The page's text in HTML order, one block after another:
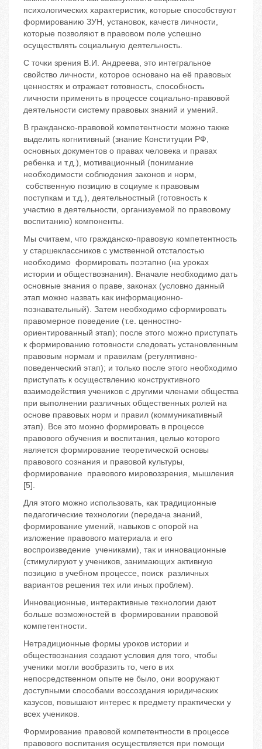
психологических характеристик, которые способствуют
формированию ЗУН, установок, качеств личности,
которые позволяют в правовом поле успешно
осуществлять социальную деятельность.
С точки зрения В.И. Андреева, это интегральное
свойство личности, которое основано на её правовых
ценностях и отражает готовность, способность
личности применять в процессе социально-правовой
деятельности систему правовых знаний и умений.
В гражданско-правовой компетентности можно также
выделить когнитивный (знание Конституции РФ,
основных документов о правах человека и правах
ребенка и т.д.), мотивационный (понимание
необходимости соблюдения законов и норм,
собственную позицию в социуме к правовым
поступкам и т.д.), деятельностный (готовность к
участию в деятельности, организуемой по правовому
воспитанию) компоненты.
Мы считаем, что гражданско-правовую компетентность
у старшеклассников с умственной отсталостью
необходимо формировать поэтапно (на уроках
истории и обществознания). Вначале необходимо дать
основные знания о праве, законах (условно данный
этап можно назвать как информационно-
познавательный). Затем необходимо сформировать
правомерное поведение (т.е. ценностно-
ориентированный этап); после этого можно приступать
к формированию готовности следовать установленным
правовым нормам и правилам (регулятивно-
поведенческий этап); и только после этого необходимо
приступать к осуществлению конструктивного
взаимодействия учеников с другими членами общества
при выполнении различных общественных ролей на
основе правовых норм и правил (коммуникативный
этап). Все это можно формировать в процессе
правового обучения и воспитания, целью которого
является формирование теоретической основы
правового сознания и правовой культуры,
формирование правового мировоззрения, мышления
[5].
Для этого можно использовать, как традиционные
педагогические технологии (передача знаний,
формирование умений, навыков с опорой на
изложение правового материала и его
воспроизведение учениками), так и инновационные
(стимулируют у учеников, занимающих активную
позицию в учебном процессе, поиск различных
вариантов решения тех или иных проблем).
Инновационные, интерактивные технологии дают
больше возможностей в формировании правовой
компетентности.
Нетрадиционные формы уроков истории и
обществознания создают условия для того, чтобы
ученики могли вообразить то, чего в их
непосредственном опыте не было, они вооружают
доступными способами воссоздания юридических
казусов, повышают интерес к предмету практически у
всех учеников.
Формирование правовой компетентности в процессе
правового воспитания осуществляется при помощи